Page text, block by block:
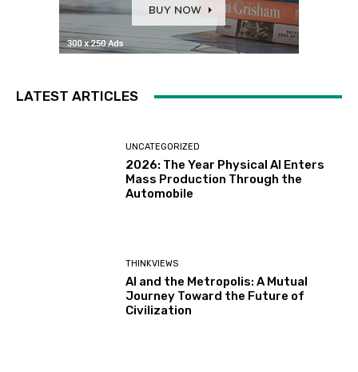
LATEST ARTICLES
UNCATEGORIZED
2026: The Year Physical AI Enters
Mass Production Through the
Automobile
THINKVIEWS
AI and the Metropolis: A Mutual
Journey Toward the Future of
Civilization